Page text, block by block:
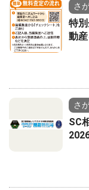
さ
特
動
さ
SC